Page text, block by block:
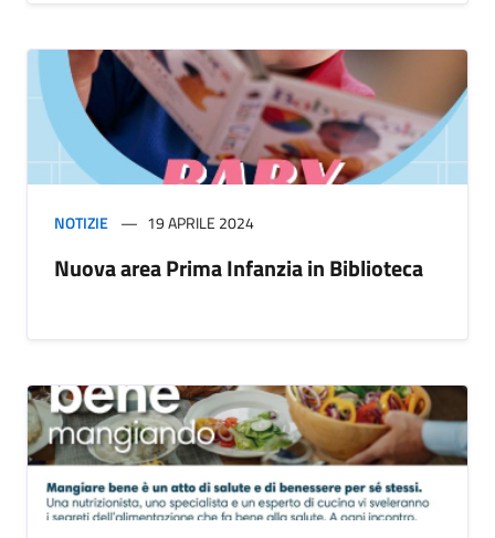
NOTIZIE 19 APRILE 2024
Nuova area Prima Infanzia in Biblioteca